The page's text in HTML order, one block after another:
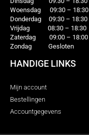
Woensdag 09:30 – 18:30
Donderdag 09:30 – 18:30
Vrijdag 08:30 – 18:30
Zaterdag 09:00 – 18:00
Zondag Gesloten
HANDIGE LINKS
Mijn account
Bestellingen
Accountgegevens